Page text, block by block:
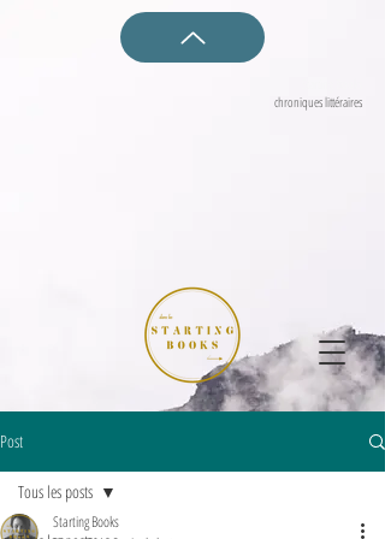
chroniques littéraires
Post
Tous les posts
Starting Books